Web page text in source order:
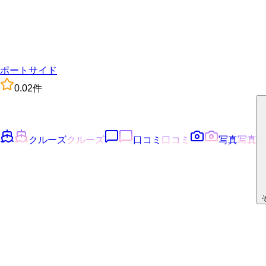
ポートサイド
0.02件
クルーズクルーズ 口コミ 口コミ 写真写真